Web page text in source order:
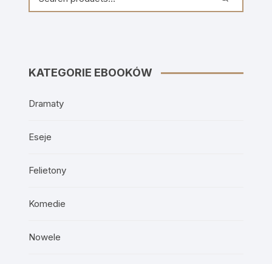
KATEGORIE EBOOKÓW
Dramaty
Eseje
Felietony
Komedie
Nowele